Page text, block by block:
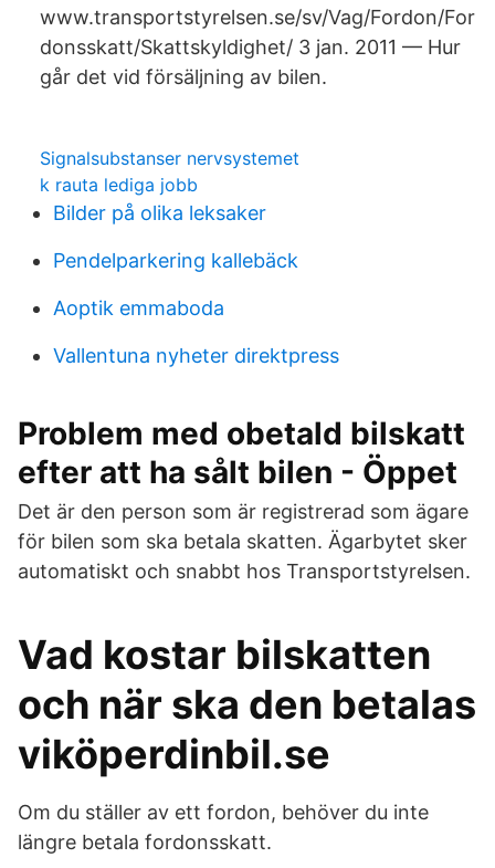
www.transportstyrelsen.se/sv/Vag/Fordon/For
donsskatt/Skattskyldighet/ 3 jan. 2011 — Hur
går det vid försäljning av bilen.
Signalsubstanser nervsystemet
k rauta lediga jobb
Bilder på olika leksaker
Pendelparkering kallebäck
Aoptik emmaboda
Vallentuna nyheter direktpress
Problem med obetald bilskatt
efter att ha sålt bilen - Öppet
Det är den person som är registrerad som ägare
för bilen som ska betala skatten. Ägarbytet sker
automatiskt och snabbt hos Transportstyrelsen.
Vad kostar bilskatten
och när ska den betalas
viköperdinbil.se
Om du ställer av ett fordon, behöver du inte
längre betala fordonsskatt.